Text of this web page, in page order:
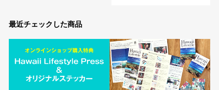
最近チェックした商品